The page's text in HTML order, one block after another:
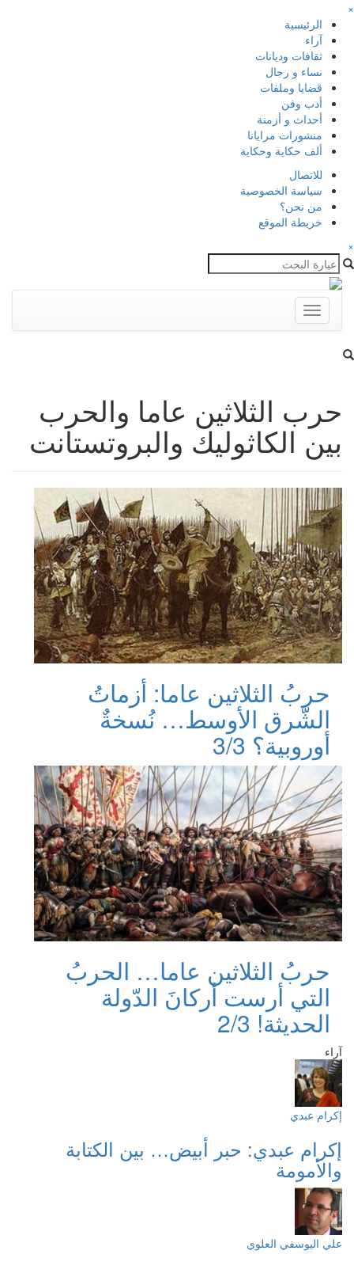
×
الرئيسية
آراء
ثقافات وديانات
نساء و رجال
قضايا وملفات
أدب وفن
أحداث و أزمنة
منشورات مرايانا
ألف حكاية وحكاية
للاتصال
سياسة الخصوصية
من نحن؟
خريطة الموقع
×
Toggle
navigation
حرب الثلاثين عاما والحرب
بين الكاثوليك والبروتستانت
حربُ الثلاثين عاما: أزماتُ
الشّرق الأوسط… نُسخةٌ
أوروبية؟ 3/3
حربُ الثلاثين عاما… الحربُ
التي أرست أركانَ الدّولة
الحديثة! 2/3
آراء
إكرام عبدي
إكرام عبدي: حبر أبيض… بين الكتابة
والأمومة
علي اليوسفي العلوي